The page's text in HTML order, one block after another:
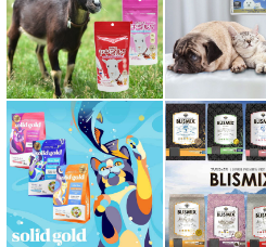
ミルク本舗
ムーラムーラ Moora Moora
ルイトモ RUITOMO
ロザイボトル
ロッカ ROKKA